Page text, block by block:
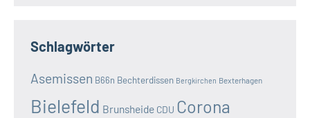
Schlagwörter
Asemissen B66n Bechterdissen Bergkirchen Bexterhagen
Bielefeld Brunsheide CDU Corona